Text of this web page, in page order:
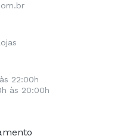
22:00h
às 20:00h